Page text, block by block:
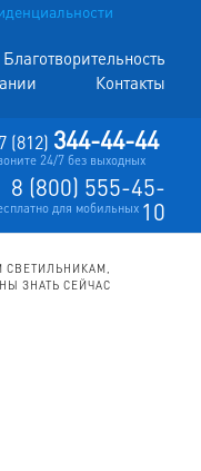
Благотворительность
Контакты
(812) 344-44-44
24/7 без выходных
8 (800) 555-45-
10
для мобильных
СВЕТИЛЬНИКАМ,
ЗНАТЬ СЕЙЧАС